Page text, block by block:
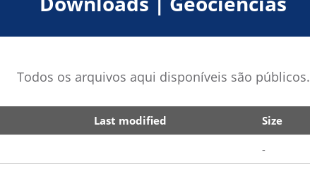
Todos os arquivos aqui disponíveis são públicos.
Last modified Size
-